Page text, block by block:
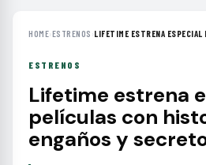
HOME›ESTRENOS ›LIFETIME ESTRENA
ESTRENOS
Lifetime estrena
películas con
engaños y